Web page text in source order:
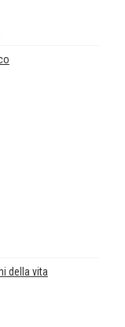
della vita